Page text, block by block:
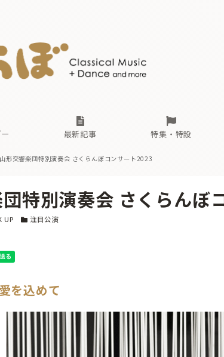
最新記事
古楽とその先と オーケストラ
特集・特設
現場のプロが推す！間違いないオ
無料ライブ配信スケジュール
あ か さ た な
古楽とその先と
無料ライブ配信スケジュール
あ か さ
山形交響楽団特別演奏会 さくらんぼコンサート2023
特別演奏会 さくらんぼ
ー
UP カテゴリー
注目公演
を込めて